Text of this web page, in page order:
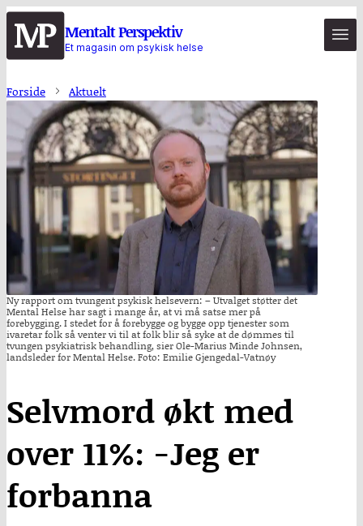
Hopp
til
hovedinnhold
Mentalt Perspektiv
Et magasin om psykisk helse
Forside Aktuelt
Ny rapport om tvungent psykisk helsevern: – Utvalget støtter det
Mental Helse har sagt i mange år, at vi må satse mer på
forebygging. I stedet for å forebygge og bygge opp tjenester som
ivaretar folk så venter vi til at folk blir så syke at de dømmes til
tvungen psykiatrisk behandling, sier Ole-Marius Minde Johnsen,
landsleder for Mental Helse. Foto: Emilie Gjengedal-Vatnøy
Selvmord økt med
over 11%: -Jeg er
forbanna